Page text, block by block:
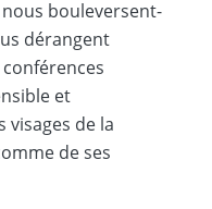
bouleversent-
dérangent
et
de la
de ses